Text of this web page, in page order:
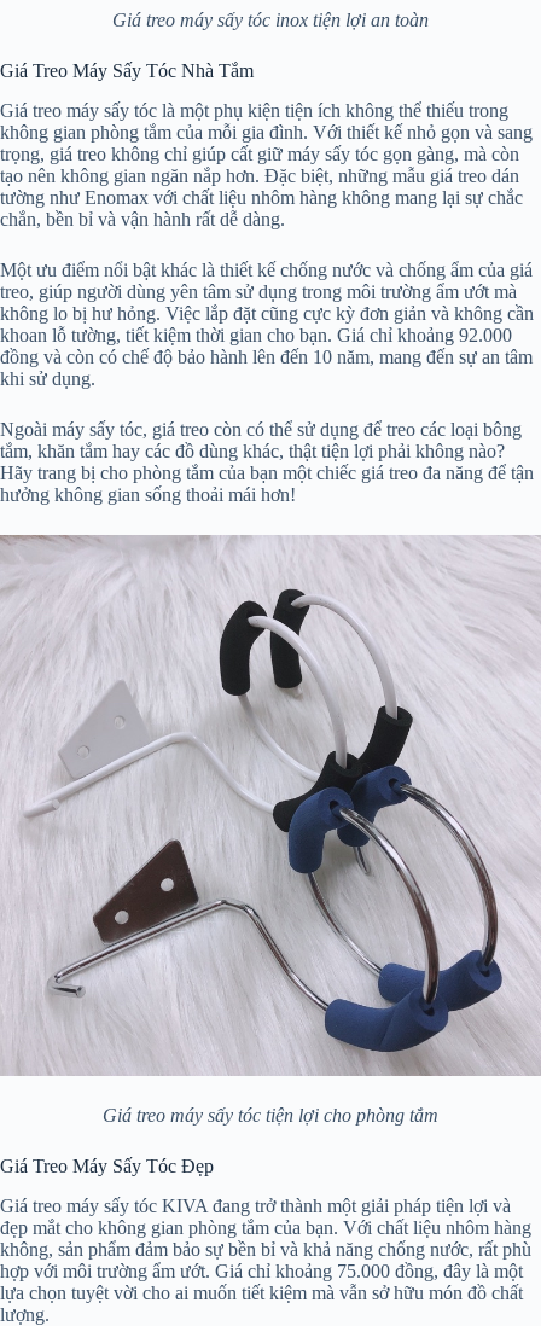
Giá treo máy sấy tóc inox tiện lợi an toàn
Giá Treo Máy Sấy Tóc Nhà Tắm
Giá treo máy sấy tóc là một phụ kiện tiện ích không thể thiếu trong
không gian phòng tắm của mỗi gia đình. Với thiết kế nhỏ gọn và sang
trọng, giá treo không chỉ giúp cất giữ máy sấy tóc gọn gàng, mà còn
tạo nên không gian ngăn nắp hơn. Đặc biệt, những mẫu giá treo dán
tường như Enomax với chất liệu nhôm hàng không mang lại sự chắc
chắn, bền bỉ và vận hành rất dễ dàng.
Một ưu điểm nổi bật khác là thiết kế chống nước và chống ẩm của giá
treo, giúp người dùng yên tâm sử dụng trong môi trường ẩm ướt mà
không lo bị hư hỏng. Việc lắp đặt cũng cực kỳ đơn giản và không cần
khoan lỗ tường, tiết kiệm thời gian cho bạn. Giá chỉ khoảng 92.000
đồng và còn có chế độ bảo hành lên đến 10 năm, mang đến sự an tâm
khi sử dụng.
Ngoài máy sấy tóc, giá treo còn có thể sử dụng để treo các loại bông
tắm, khăn tắm hay các đồ dùng khác, thật tiện lợi phải không nào?
Hãy trang bị cho phòng tắm của bạn một chiếc giá treo đa năng để tận
hưởng không gian sống thoải mái hơn!
Giá treo máy sấy tóc tiện lợi cho phòng tắm
Giá Treo Máy Sấy Tóc Đẹp
Giá treo máy sấy tóc KIVA đang trở thành một giải pháp tiện lợi và
đẹp mắt cho không gian phòng tắm của bạn. Với chất liệu nhôm hàng
không, sản phẩm đảm bảo sự bền bỉ và khả năng chống nước, rất phù
hợp với môi trường ẩm ướt. Giá chỉ khoảng 75.000 đồng, đây là một
lựa chọn tuyệt vời cho ai muốn tiết kiệm mà vẫn sở hữu món đồ chất
lượng.